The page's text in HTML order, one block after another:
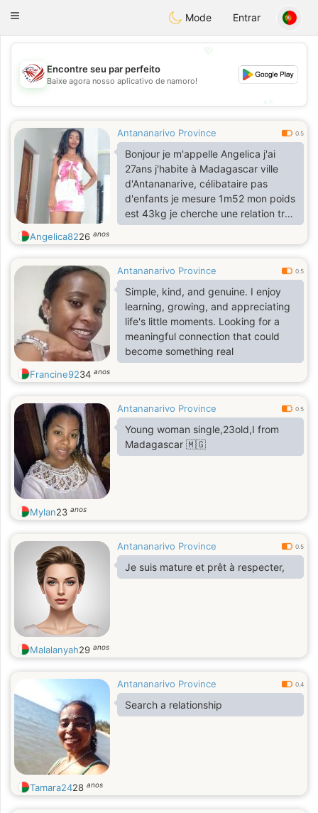
Dating
Toggle
Mode Entrar
💖
💕
Encontre seu par perfeito
Baixe agora nosso aplicativo de namoro!
Antananarivo Province 0.5
Bonjour je m'appelle Angelica j'ai
27ans j'habite à Madagascar ville
d'Antananarive, célibataire pas
d'enfants je mesure 1m52 mon poids
est 43kg je cherche une relation très
très sérieuse et durable.
Angelica8226 anos
Antananarivo Province 0.5
Simple, kind, and genuine. I enjoy
learning, growing, and appreciating
life's little moments. Looking for a
meaningful connection that could
become something real
Francine9234 anos
Antananarivo Province 0.5
Young woman single,23old,I from
Madagascar 🇲🇬
Mylan23 anos
Antananarivo Province 0.5
Je suis mature et prêt à respecter,
Malalanyah29 anos
Antananarivo Province 0.4
Search a relationship
Tamara2428 anos